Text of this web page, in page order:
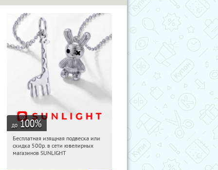
до 100%
18:12:32 Получили:
Россия
Бесплатная изящная подвеска или
скидка 500р. в сети ювелирных
магазинов SUNLIGHT